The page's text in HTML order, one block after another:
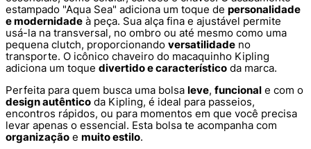
estampado "Aqua Sea" adiciona um toque de personalidade
e modernidade à peça. Sua alça fina e ajustável permite
usá-la na transversal, no ombro ou até mesmo como uma
pequena clutch, proporcionando versatilidade no
transporte. O icônico chaveiro do macaquinho Kipling
adiciona um toque divertido e característico da marca.
Perfeita para quem busca uma bolsa leve, funcional e com o
design autêntico da Kipling, é ideal para passeios,
encontros rápidos, ou para momentos em que você precisa
levar apenas o essencial. Esta bolsa te acompanha com
organização e muito estilo.